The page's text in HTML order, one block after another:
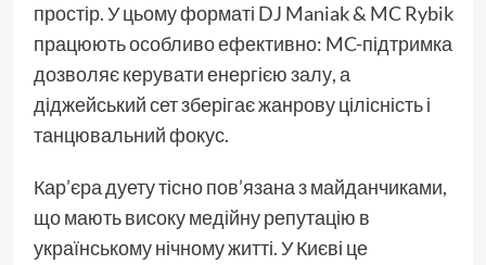
простір. У цьому форматі DJ Maniak & MC Rybik
працюють особливо ефективно: MC-підтримка
дозволяє керувати енергією залу, а
діджейський сет зберігає жанрову цілісність і
танцювальний фокус.
Кар’єра дуету тісно пов’язана з майданчиками,
що мають високу медійну репутацію в
українському нічному житті. У Києві це